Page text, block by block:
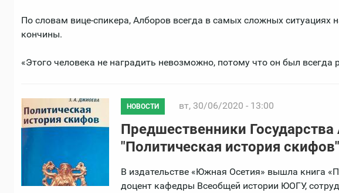
По словам вице-спикера, Алборов всегда в самых сложных ситуациях
кончины.
«Этого человека не наградить невозможно, потому что он был всегда
НОВОСТИ вт, 30/06/2020 - 13:00
Предшественники
"Политическая история скифов"
В издательстве «Южная Осетия» вышла книга
доцент кафедры Всеобщей истории ЮОГУ,